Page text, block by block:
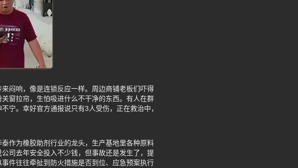
闷响，像是连锁反应一样。周边商铺老板们吓得
窗拉帘，生怕吸进什么不干净的东西。有人在群
宁。幸好官方通报说只有3人受伤，正在救治中，
作为橡胶助剂行业的龙头，生产基地里各种原料
司去年安全投入不少钱，但事故还是发生了，提
件往往牵扯到防火措施是否到位、应急预案执行